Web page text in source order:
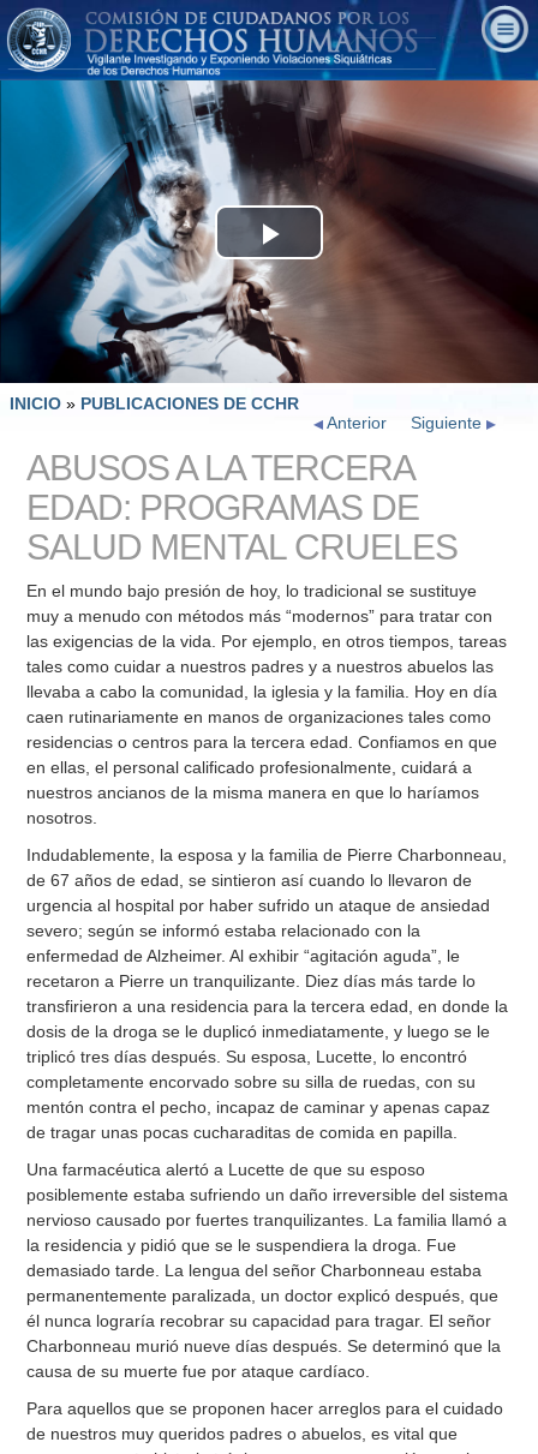
Play
Video
INICIO » PUBLICACIONES DE CCHR
Siguiente
Anterior
ABUSOS A LA TERCERA
EDAD: PROGRAMAS DE
SALUD MENTAL CRUELES
En el mundo bajo presión de hoy, lo tradicional se sustituye
muy a menudo con métodos más “modernos” para tratar con
las exigencias de la vida. Por ejemplo, en otros tiempos, tareas
tales como cuidar a nuestros padres y a nuestros abuelos las
llevaba a cabo la comunidad, la iglesia y la familia. Hoy en día
caen rutinariamente en manos de organizaciones tales como
residencias o centros para la tercera edad. Confiamos en que
en ellas, el personal calificado profesionalmente, cuidará a
nuestros ancianos de la misma manera en que lo haríamos
nosotros.
Indudablemente, la esposa y la familia de Pierre Charbonneau,
de 67 años de edad, se sintieron así cuando lo llevaron de
urgencia al hospital por haber sufrido un ataque de ansiedad
severo; según se informó estaba relacionado con la
enfermedad de Alzheimer. Al exhibir “agitación aguda”, le
recetaron a Pierre un tranquilizante. Diez días más tarde lo
transfirieron a una residencia para la tercera edad, en donde la
dosis de la droga se le duplicó inmediatamente, y luego se le
triplicó tres días después. Su esposa, Lucette, lo encontró
completamente encorvado sobre su silla de ruedas, con su
mentón contra el pecho, incapaz de caminar y apenas capaz
de tragar unas pocas cucharaditas de comida en papilla.
Una farmacéutica alertó a Lucette de que su esposo
posiblemente estaba sufriendo un daño irreversible del sistema
nervioso causado por fuertes tranquilizantes. La familia llamó a
la residencia y pidió que se le suspendiera la droga. Fue
demasiado tarde. La lengua del señor Charbonneau estaba
permanentemente paralizada, un doctor explicó después, que
él nunca lograría recobrar su capacidad para tragar. El señor
Charbonneau murió nueve días después. Se determinó que la
causa de su muerte fue por ataque cardíaco.
Para aquellos que se proponen hacer arreglos para el cuidado
de nuestros muy queridos padres o abuelos, es vital que